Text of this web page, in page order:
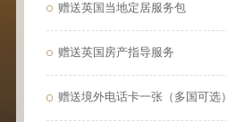
赠送英国当地定居服务包
赠送英国房产指导服务
赠送境外电话卡一张（多国可选）